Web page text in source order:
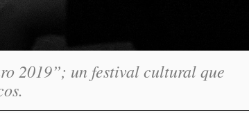
2019”; un festival cultural que